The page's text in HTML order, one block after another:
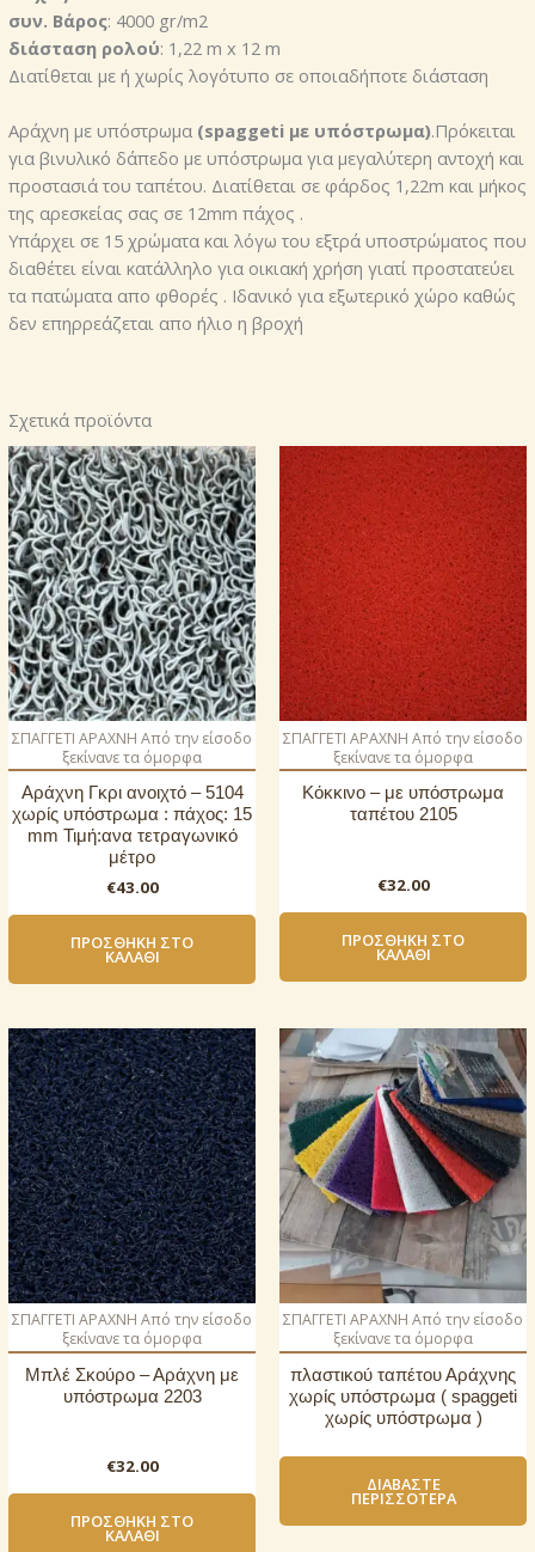
συν. Βάρος: 4000 gr/m2
διάσταση ρολού: 1,22 m x 12 m
Διατίθεται με ή χωρίς λογότυπο σε οποιαδήποτε διάσταση
Αράχνη με υπόστρωμα (spaggeti με υπόστρωμα).Πρόκειται
για βινυλικό δάπεδο με υπόστρωμα για μεγαλύτερη αντοχή και
προστασιά του ταπέτου. Διατίθεται σε φάρδος 1,22m και μήκος
της αρεσκείας σας σε 12mm πάχος .
Υπάρχει σε 15 χρώματα και λόγω του εξτρά υποστρώματος που
διαθέτει είναι κατάλληλο για οικιακή χρήση γιατί προστατεύει
τα πατώματα απο φθορές . Ιδανικό για εξωτερικό χώρο καθώς
δεν επηρρεάζεται απο ήλιο η βροχή
Σχετικά προϊόντα
ΣΠΑΓΓΕΤΙ ΑΡΑΧΝΗ Από την είσοδο
ξεκίνανε τα όμορφα
Αράχνη Γκρι ανοιχτό – 5104
χωρίς υπόστρωμα : πάχος: 15
mm Τιμή:ανα τετραγωνικό
μέτρο
€43.00
ΠΡΟΣΘΉΚΗ ΣΤΟ
ΚΑΛΆΘΙ
ΣΠΑΓΓΕΤΙ ΑΡΑΧΝΗ Από την είσοδο
ξεκίνανε τα όμορφα
Κόκκινο – με υπόστρωμα
ταπέτου 2105
€32.00
ΠΡΟΣΘΉΚΗ ΣΤΟ
ΚΑΛΆΘΙ
ΣΠΑΓΓΕΤΙ ΑΡΑΧΝΗ Από την είσοδο
ξεκίνανε τα όμορφα
Μπλέ Σκούρο – Αράχνη με
υπόστρωμα 2203
€32.00
ΠΡΟΣΘΉΚΗ ΣΤΟ
ΚΑΛΆΘΙ
ΣΠΑΓΓΕΤΙ ΑΡΑΧΝΗ Από την είσοδο
ξεκίνανε τα όμορφα
πλαστικού ταπέτου Αράχνης
χωρίς υπόστρωμα ( spaggeti
χωρίς υπόστρωμα )
ΔΙΑΒΆΣΤΕ
ΠΕΡΙΣΣΌΤΕΡΑ